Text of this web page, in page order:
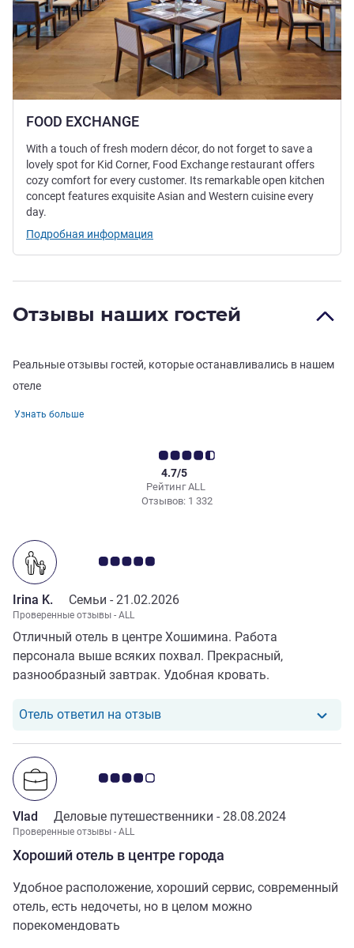
FOOD EXCHANGE
With a touch of fresh modern décor, do not forget to save a
lovely spot for Kid Corner, Food Exchange restaurant offers
cozy comfort for every customer. Its remarkable open kitchen
concept features exquisite Asian and Western cuisine every
day.
Подробная информация
Отзывы наших гостей
Реальные отзывы гостей, которые останавливались в нашем
отеле
Узнать больше
Рейтинг ALL
4.7/5
Отзывов: 1 332
Примечание: отзывы клиентов 5.0/5
Irina K. Семьи - 21.02.2026
Проверенные отзывы - ALL
Отличный отель в центре Хошимина. Работа
персонала выше всяких похвал. Прекрасный,
разнообразный завтрак. Удобная кровать.
Отель ответил на отзывОтель ответил на отзыв от Irina
Хороший отель в центре города
Примечание: отзывы клиентов 4.0/5
Vlad Деловые путешественники - 28.08.2024
Проверенные отзывы - ALL
Удобное расположение, хороший сервис, современный
отель, есть недочеты, но в целом можно
порекомендовать